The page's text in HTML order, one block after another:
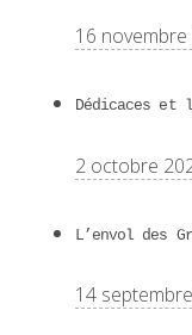
16 novembre
Dédicaces et
2 octobre
L’envol des
14